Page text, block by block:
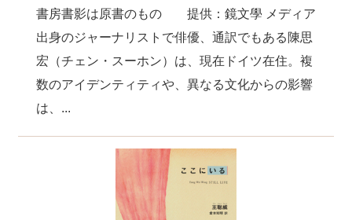
書房書影は原書のもの 提供：鏡文學 メディア
出身のジャーナリストで俳優、通訳でもある陳思
宏（チェン・スーホン）は、現在ドイツ在住。複
数のアイデンティティや、異なる文化からの影響
は、...